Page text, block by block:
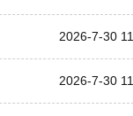
2026-7-30
2026-7-30